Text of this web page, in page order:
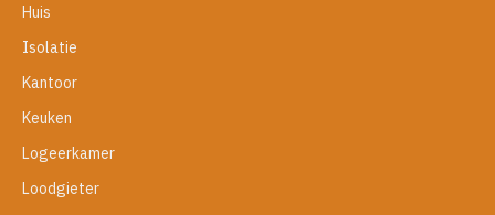
Huis
Isolatie
Kantoor
Keuken
Logeerkamer
Loodgieter